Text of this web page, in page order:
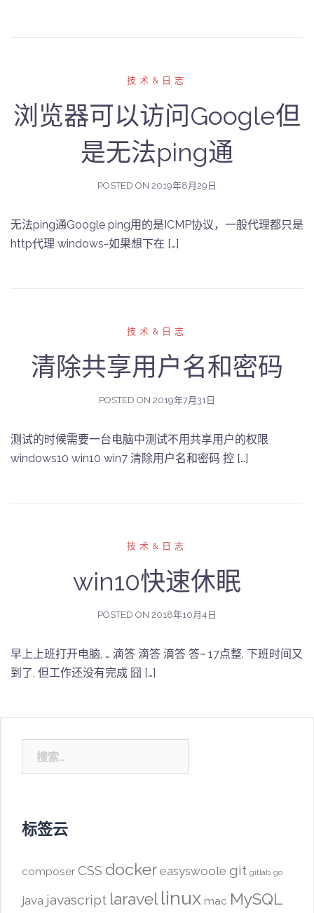
技术&日志
浏览器可以访问Google但
是无法ping通
POSTED ON 2019年8月29日
无法ping通Google ping用的是ICMP协议，一般代理都只是
http代理 windows-如果想下在 […]
技术&日志
清除共享用户名和密码
POSTED ON 2019年7月31日
测试的时候需要一台电脑中测试不用共享用户的权限
windows10 win10 win7 清除用户名和密码 控 […]
技术&日志
win10快速休眠
POSTED ON 2018年10月4日
早上上班打开电脑, … 滴答 滴答 滴答 答~ 17点整. 下班时间又
到了, 但工作还没有完成 囧 […]
索：
标签云
composer CSS docker easyswoole git gitlab go
java javascript laravel linux mac MySQL